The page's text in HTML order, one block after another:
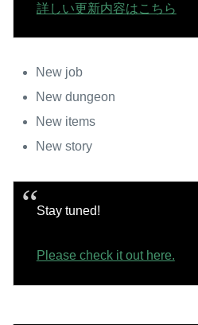
詳しい更新内容はこちら
New job
New dungeon
New items
New story
Stay tuned!
Please check it out here.